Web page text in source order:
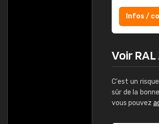
Infos /
Voir RAL
C'est un
sûr de la
vous pouvez